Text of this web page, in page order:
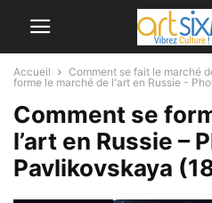
Accueil Comment se fait le marché
forme le marché de l'art en Russie -
Comment se
l’art en Russie –
Pavlikovskaya